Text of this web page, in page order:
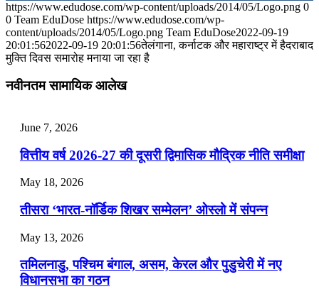
July 28, 2026
📝 डेली करेंट अफेयर्स: 25-27 जुलाई 2026
July 22, 2026
📝 डेली करेंट अफेयर्स: 19-21 जुलाई 2026
July 19, 2026
📝 डेली करेंट अफेयर्स: 16-18 जुलाई 2026
July 16, 2026
📝 डेली करेंट अफेयर्स: 13-15 जुलाई 2026
https://www.edudose.com/wp-content/uploads/2014/05/Logo.png 0
0 Team EduDose https://www.edudose.com/wp-
content/uploads/2014/05/Logo.png Team EduDose2022-09-19
20:01:562022-09-19 20:01:56तेलंगाना, कर्नाटक और महाराष्ट्र में हैदराबाद
मुक्ति दिवस समारोह मनाया जा रहा है
नवीनतम सामायिक आलेख
June 7, 2026
वित्तीय वर्ष 2026-27 की दूसरी द्विमासिक मौद्रिक नीति समीक्षा
May 18, 2026
तीसरा ‘भारत-नॉर्डिक शिखर सम्मेलन’ ओस्लो में संपन्न
May 13, 2026
तमिलनाडु, पश्चिम बंगाल, असम, केरल और पुडुचेरी में नए
विधानसभा का गठन